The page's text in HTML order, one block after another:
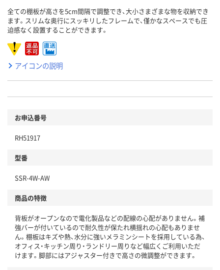
全ての棚板が高さを5cm間隔で調整でき、大小さまざまな物を収納でき
ます。スリムな奥行にスッキリしたフレームで、僅かなスペースでも圧
迫感なく設置することができます。
アイコンの説明
お申込番号
RH51917
型番
SSR-4W-AW
商品の特徴
背板がオープンなので電化製品などの配線の心配がありません。補
強バーが付いているので耐久性が保たれ横揺れの心配もありませ
ん。棚板はキズや熱、水分に強いメラミンシートを採用している為、
オフィス・キッチン周り・ランドリー周りなど幅広くご利用いただ
けます。脚部にはアジャスター付きで高さの微調整ができます。